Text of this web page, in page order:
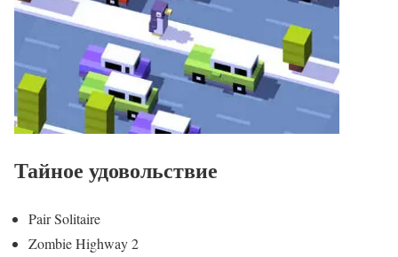
Тайное удовольствие
Pair Solitaire
Zombie Highway 2